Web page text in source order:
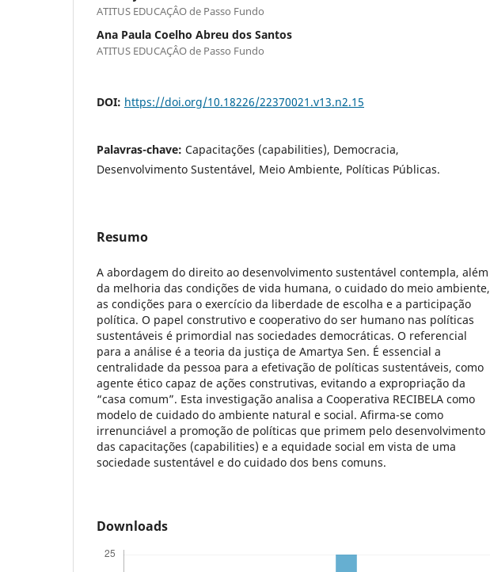
ATITUS EDUCAÇÂO de Passo Fundo
Ana Paula Coelho Abreu dos Santos
ATITUS EDUCAÇÂO de Passo Fundo
DOI: https://doi.org/10.18226/22370021.v13.n2.15
Palavras-chave: Capacitações (capabilities), Democracia,
Desenvolvimento Sustentável, Meio Ambiente, Políticas Públicas.
Resumo
A abordagem do direito ao desenvolvimento sustentável contempla, além
da melhoria das condições de vida humana, o cuidado do meio ambiente,
as condições para o exercício da liberdade de escolha e a participação
política. O papel construtivo e cooperativo do ser humano nas políticas
sustentáveis é primordial nas sociedades democráticas. O referencial
para a análise é a teoria da justiça de Amartya Sen. É essencial a
centralidade da pessoa para a efetivação de políticas sustentáveis, como
agente ético capaz de ações construtivas, evitando a expropriação da
“casa comum”. Esta investigação analisa a Cooperativa RECIBELA como
modelo de cuidado do ambiente natural e social. Afirma-se como
irrenunciável a promoção de políticas que primem pelo desenvolvimento
das capacitações (capabilities) e a equidade social em vista de uma
sociedade sustentável e do cuidado dos bens comuns.
Downloads